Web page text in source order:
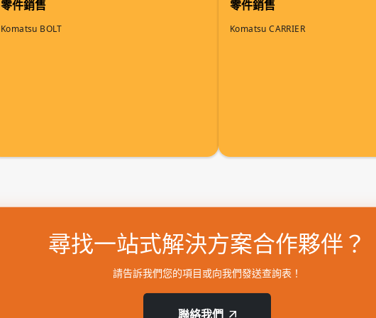
零件銷售
Komatsu BOLT
零件銷售
Komatsu CARRIER
尋找一站式解決方案合作夥伴？
請告訴我們您的項目或向我們發送查詢表！
聯絡我們